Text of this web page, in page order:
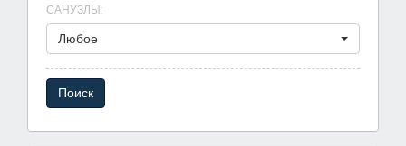
САНУЗЛЫ:
Любое